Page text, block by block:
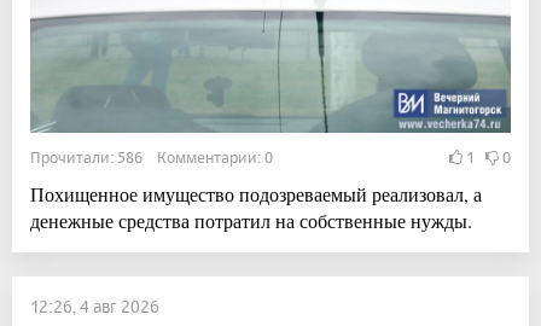
Прочитали: 586 Комментарии: 0 1 0
Похищенное имущество подозреваемый реализовал, а
денежные средства потратил на собственные нужды.
12:26, 4 авг 2026